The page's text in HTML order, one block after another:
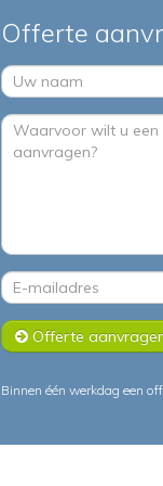
Offerte
Offerte
Binnen één werkdag een